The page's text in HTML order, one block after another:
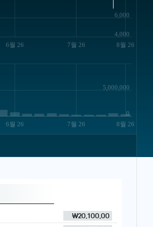
6월 26 7월 26 8월 26
4,000
6,000
6월 26 7월 26 8월 26
0
5,000,000
₩20,100.00